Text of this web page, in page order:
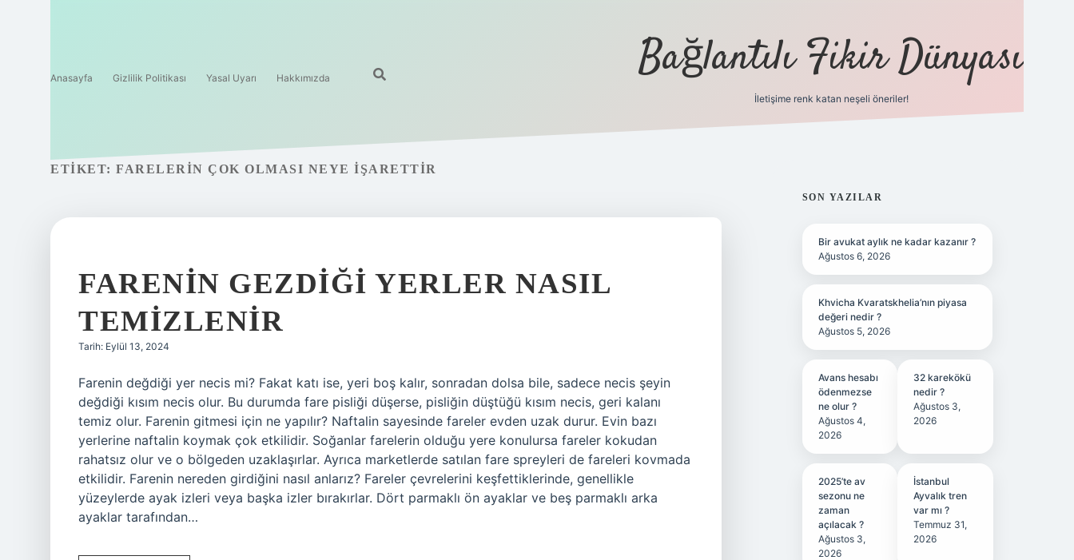
Anasayfa Gizlilik Politikası Yasal Uyarı Hakkımızda Bağlantılı Fikir Dünyası
İletişime renk katan neşeli öneriler!
ETIKET: FARELERIN ÇOK OLMASI NEYE IŞARETTIR
FARENIN GEZDIĞI YERLER NASIL
TEMIZLENIR
Tarih: Eylül 13, 2024
Farenin değdiği yer necis mi? Fakat katı ise, yeri boş kalır, sonradan dolsa bile, sadece necis şeyin
değdiği kısım necis olur. Bu durumda fare pisliği düşerse, pisliğin düştüğü kısım necis, geri kalanı
temiz olur. Farenin gitmesi için ne yapılır? Naftalin sayesinde fareler evden uzak durur. Evin bazı
yerlerine naftalin koymak çok etkilidir. Soğanlar farelerin olduğu yere konulursa fareler kokudan
rahatsız olur ve o bölgeden uzaklaşırlar. Ayrıca marketlerde satılan fare spreyleri de fareleri kovmada
etkilidir. Farenin nereden girdiğini nasıl anlarız? Fareler çevrelerini keşfettiklerinde, genellikle
yüzeylerde ayak izleri veya başka izler bırakırlar. Dört parmaklı ön ayaklar ve beş parmaklı arka
ayaklar tarafından…
SIDEBAR
SON YAZILAR
Bir avukat aylık ne kadar kazanır ?
Ağustos 6, 2026
Khvicha Kvaratskhelia’nın piyasa
değeri nedir ?
Ağustos 5, 2026
Avans hesabı
ödenmezse
ne olur ?
Ağustos 4,
2026
32 karekökü
nedir ?
Ağustos 3,
2026
2025’te av
sezonu ne
zaman
açılacak ?
Ağustos 3,
2026
İstanbul
Ayvalık tren
var mı ?
Temmuz 31,
2026